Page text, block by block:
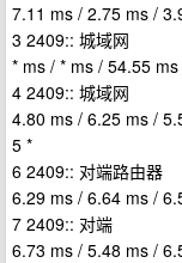
7.11 ms / 2.75 ms /
3 2409:: 城域网
* ms / * ms / 54.55 ms
4 2409:: 城域网
4.80 ms / 6.25 ms /
5 *
6 2409:: 对端路由器
6.29 ms / 6.64 ms /
7 2409:: 对端
6.73 ms / 5.48 ms /